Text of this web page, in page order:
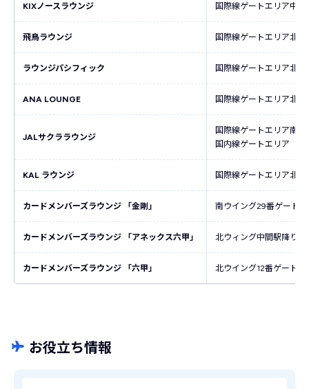
KIXノースラウンジ 国際線ゲートエリア中央
飛鳥ラウンジ 国際線ゲートエリア北ウ
ラウンジパシフィック 国際線ゲートエリア北ウ
ANA LOUNGE 国際線ゲートエリア北ウ
JALサクララウンジ
国際線ゲートエリア南ウ
国内線ゲートエリア
KAL ラウンジ 国際線ゲートエリア北ウ
カードメンバーズラウンジ 「金剛」 南ウイング29番ゲート前
カードメンバーズラウンジ 「アネックス六甲」 北ウィング中間駅降りて
カードメンバーズラウンジ 「六甲」 北ウイング12番ゲート前
お役立ち情報